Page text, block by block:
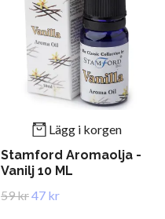
Lägg i korgen
Stamford Aromaolja -
Vanilj 10 ML
59 kr47 kr